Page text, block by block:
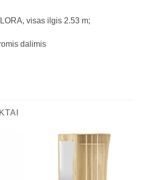
visas ilgis 2.53 m;
dalimis